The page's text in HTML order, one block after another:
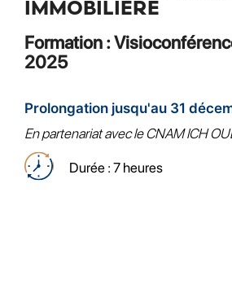
IMMOBILIÈRE
Formation :
2025
Prolongation jusqu'au 31
En partenariat avec le CNAM ICH
Durée : 7 heures